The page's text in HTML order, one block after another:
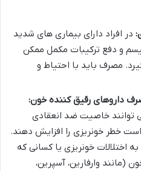
در افراد دارای بیماری های شدید
و دفع ترکیبات مکمل ممکن
مصرف باید با احتیاط و
داروهای رقیق کننده خون:
توانند خاصیت ضد انعقادی
خطر خونریزی را افزایش دهند.
به اختلالات خونریزی یا کسانی که
(مانند وارفارین، آسپرین،